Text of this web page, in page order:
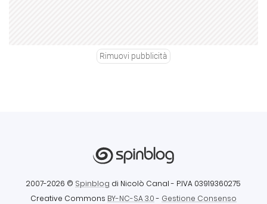
Rimuovi pubblicità
2007-2026 © Spinblog di Nicolò Canal - P.IVA 03919360275
Creative Commons BY-NC-SA 3.0- Gestione Consenso